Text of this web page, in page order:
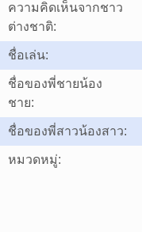
ความคิดเห็นจากชาว
ต่างชาติ:
ชื่อเล่น:
ชื่อของพี่ชายน้อง
ชาย:
ชื่อของพี่สาวน้องสาว:
หมวดหมู่: